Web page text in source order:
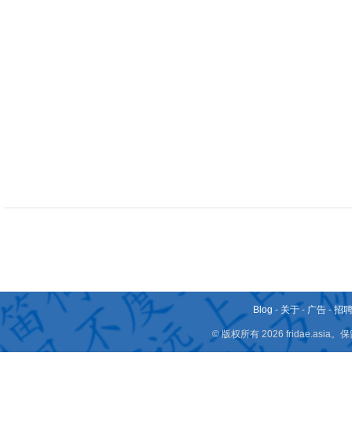
Blog - 关于 - 广告 -招
© 版权所有 2026 fridae.asia。